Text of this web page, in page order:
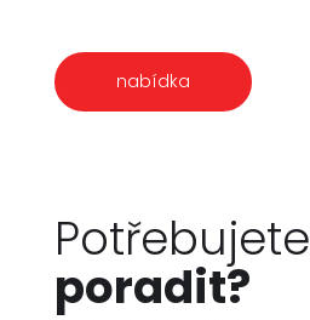
nabídka
Potřebujete
poradit?